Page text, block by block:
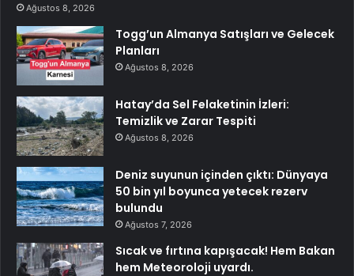
Ağustos 8, 2026
Togg’un Almanya Satışları ve Gelecek
Planları
Ağustos 8, 2026
Hatay’da Sel Felaketinin İzleri:
Temizlik ve Zarar Tespiti
Ağustos 8, 2026
Deniz suyunun içinden çıktı: Dünyaya
50 bin yıl boyunca yetecek rezerv
bulundu
Ağustos 7, 2026
Sıcak ve fırtına kapışacak! Hem Bakan
hem Meteoroloji uyardı.